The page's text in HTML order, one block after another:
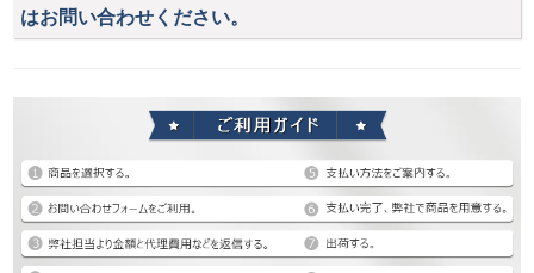
はお問い合わせください。